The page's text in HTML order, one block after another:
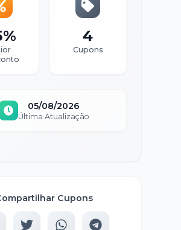
4
Cupons
05/08/2026
Última Atualização
Cupons